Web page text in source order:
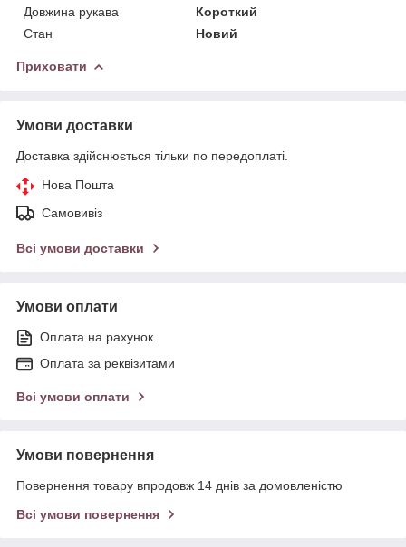
Довжина рукава
Короткий
Стан
Новий
Приховати
Умови доставки
Доставка здійснюється тільки по передоплаті.
Нова Пошта
Самовивіз
Всі умови доставки
Умови оплати
Оплата на рахунок
Оплата за реквізитами
Всі умови оплати
Умови повернення
Повернення товару впродовж 14 днів за домовленістю
Всі умови повернення